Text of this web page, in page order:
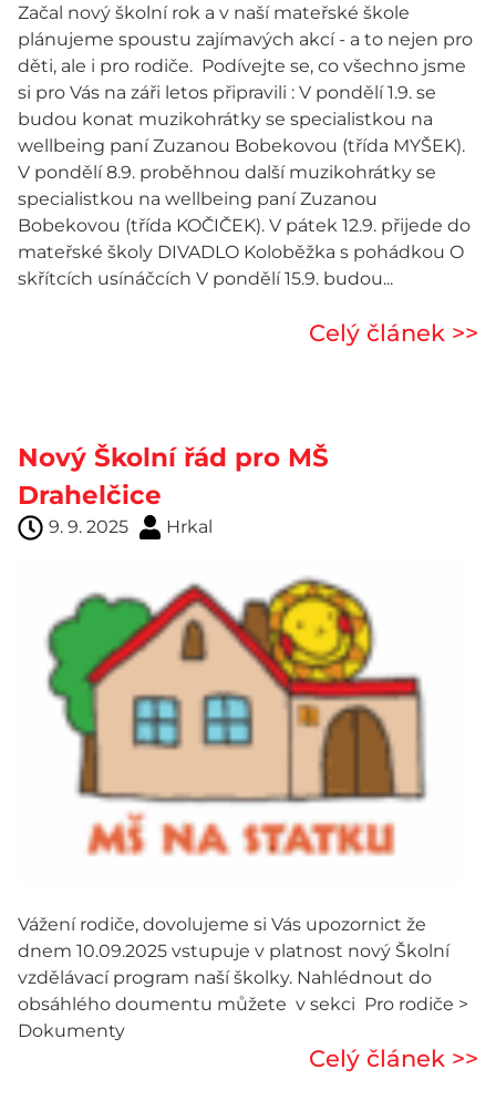
Začal nový školní rok a v naší mateřské škole
plánujeme spoustu zajímavých akcí - a to nejen pro
děti, ale i pro rodiče. Podívejte se, co všechno jsme
si pro Vás na záři letos připravili : V pondělí 1.9. se
budou konat muzikohrátky se specialistkou na
wellbeing paní Zuzanou Bobekovou (třída MYŠEK).
V pondělí 8.9. proběhnou další muzikohrátky se
specialistkou na wellbeing paní Zuzanou
Bobekovou (třída KOČIČEK). V pátek 12.9. přijede do
mateřské školy DIVADLO Koloběžka s pohádkou O
skřítcích usínáčcích V pondělí 15.9. budou...
Celý článek >>
Nový Školní řád pro MŠ
Drahelčice
9. 9. 2025 Hrkal
Vážení rodiče, dovolujeme si Vás upozornict že
dnem 10.09.2025 vstupuje v platnost nový Školní
vzdělávací program naší školky. Nahlédnout do
obsáhlého doumentu můžete v sekci Pro rodiče >
Dokumenty
Celý článek >>